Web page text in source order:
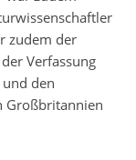
zudem der
Verfassung
den
Großbritannien